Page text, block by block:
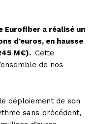
Eurofiber a réalisé un
d’euros, en hausse
M€). Cette
de nos
déploiement de son
sans précédent,